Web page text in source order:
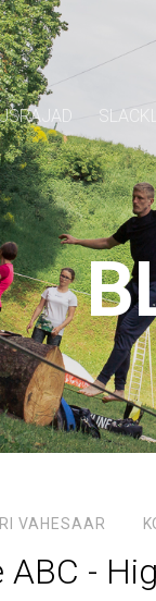
VAHESAAR
ABC -